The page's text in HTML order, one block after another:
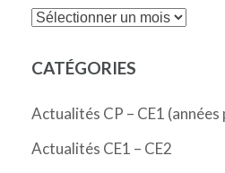
Archives
CATÉGORIES
Actualités CP – CE1
Actualités CE1 – CE2